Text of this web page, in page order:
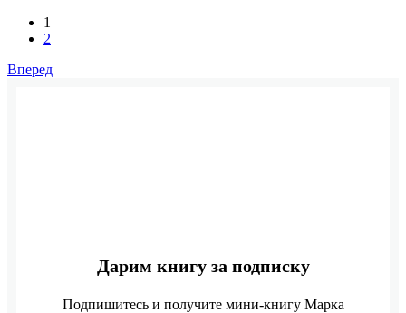
1
2
Вперед
Дарим книгу за подписку
Подпишитесь и получите мини-книгу Марка